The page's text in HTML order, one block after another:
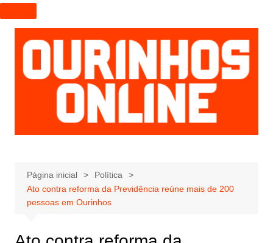
I
r
p
a
r
a
e
ú
d
Página inicial
Política
Ato contra reforma da Previdência reúne mais de 200
pessoas em Ourinhos